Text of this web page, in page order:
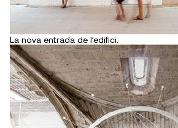
La nova entrada de l’edifici.